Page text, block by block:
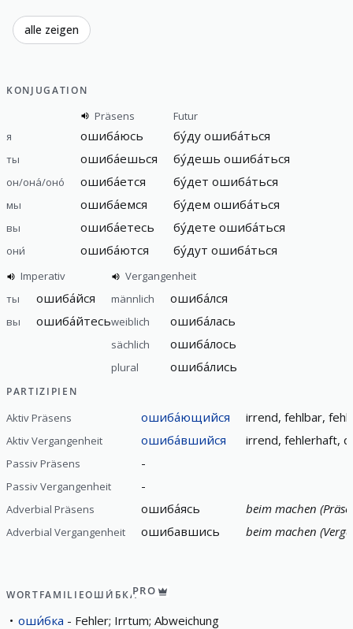
alle zeigen
KONJUGATION
Präsens
Futur
я
ошиба́юсь бу́ду ошиба́ться
ты ошиба́ешься бу́дешь ошиба́ться
он/она́/оно́ ошиба́ется бу́дет ошиба́ться
мы ошиба́емся бу́дем ошиба́ться
вы ошиба́етесь бу́дете ошиба́ться
они́ ошиба́ются бу́дут ошиба́ться
Imperativ
ты
ошиба́йся
вы ошиба́йтесь
Vergangenheit
männlich
ошиба́лся
weiblich ошиба́лась
sächlich ошиба́лось
plural ошиба́лись
PARTIZIPIEN
Aktiv Präsens ошиба́ющийся irrend, fehlbar,
Aktiv Vergangenheit ошиба́вшийся irrend, fehlerhaft,
Passiv Präsens -
Passiv Vergangenheit -
Adverbial Präsens ошиба́ясь beim machen
Adverbial Vergangenheit ошибавшись beim machen
WORTFAMILIEОШИ́БКАPRO
оши́бка Fehler; Irrtum; Abweichung